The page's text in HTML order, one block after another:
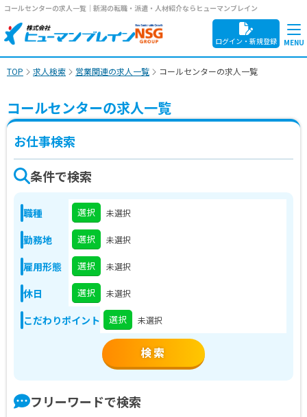
コールセンターの求人一覧｜新潟の転職・派遣・人材紹介ならヒューマンブレイン
ログイン・新規登録
TOP 求人検索 営業関連の求人一覧 コールセンターの求人一覧
コールセンターの求人一覧
お仕事検索
条件で検索
職種 選択 未選択
勤務地 選択 未選択
雇用形態 選択 未選択
休日 選択 未選択
こだわりポイント 選択 未選択
フリーワードで検索